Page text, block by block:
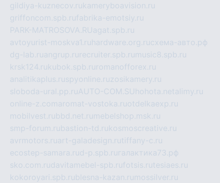
gildiya-kuznecov.rukameryboavision.ru
griffoncom.spb.rufabrika-emotsiy.ru
PARK-MATROSOVA.RUagat.spb.ru
avtoyurist-moskva1.ru hardware.org.ruсхема-авто.рф
dg-lab.ruangrup.ru recruiter.spb.ru music8.spb.ru
krsk124.rukubok.spb.ru romanofforex.ru
analitikaplus.ruspyonline.ruzosikamery.ru
sloboda-ural.pp.ruAUTO-COM.SU hohota.netalimy.ru
online-z.comaromat-vostoka.ruotdelkaexp.ru
mobilvest.rubbd.net.ru mebelshop.msk.ru
smp-forum.rubastion-td.rukosmoscreative.ru
avrmotors.ruart-galadesign.rutiffany-c.ru
ecostep-samara.rud-p.spb.ru галактика73.рф
sko.com.rudavitamebel-spb.rufotsis.rutesiaes.ru
kokoroyari.spb.rublesna-kazan.ru mossilver.ru